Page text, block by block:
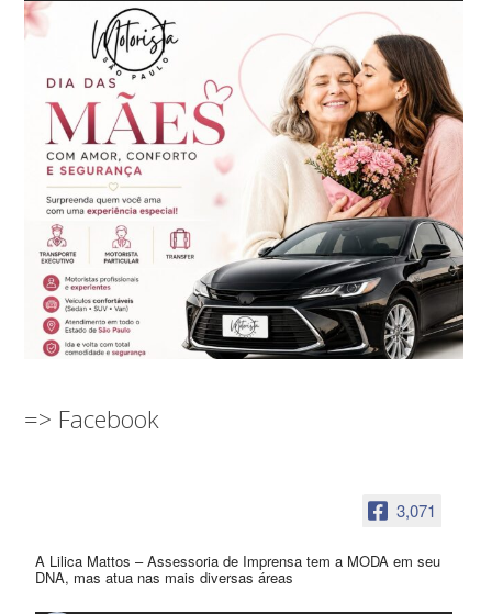
=> Facebook
3,071
A Lilica Mattos – Assessoria de Imprensa tem a MODA em seu
DNA, mas atua nas mais diversas áreas